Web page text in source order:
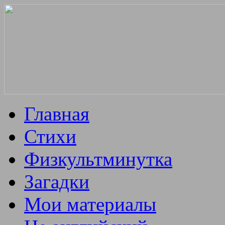
Главная
Стихи
Физкультминутка
Загадки
Мои материалы